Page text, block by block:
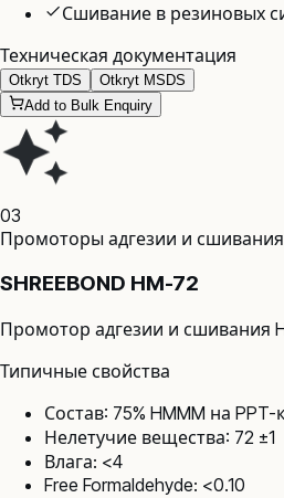
Сшивание в резиновых
Техническая документация
Otkryt TDS
Otkryt MSDS
Add to Bulk Enquiry
03
Промоторы адгезии и сшивания
SHREEBOND HM-72
Промотор адгезии и сшивания
Типичные свойства
Состав: 75% HMMM на
Нелетучие вещества: 72 ±1
Влага: <4
Free Formaldehyde: <0.10